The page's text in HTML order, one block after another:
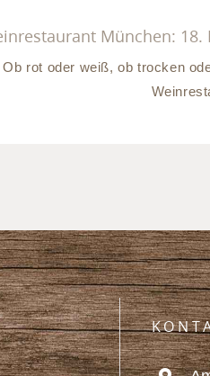
München: 18.
Ob rot oder weiß, ob trocken